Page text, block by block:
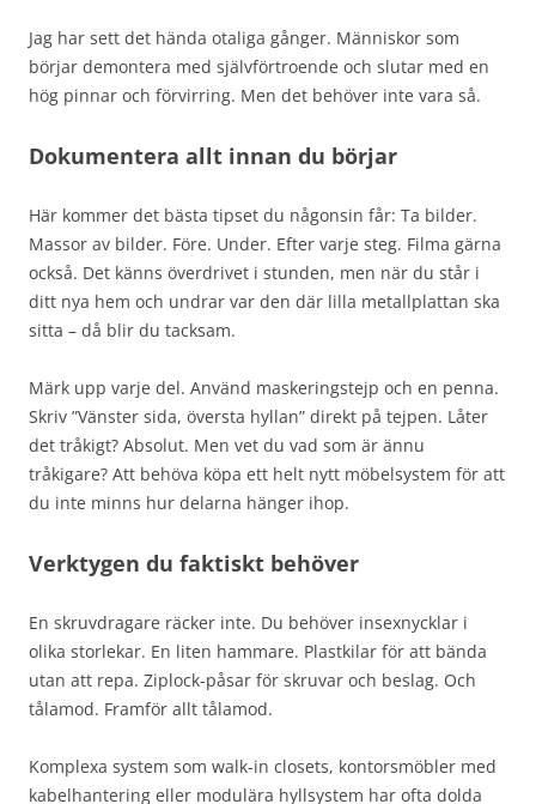
Jag har sett det hända otaliga gånger. Människor som
börjar demontera med självförtroende och slutar med en
hög pinnar och förvirring. Men det behöver inte vara så.
Dokumentera allt innan du börjar
Här kommer det bästa tipset du någonsin får: Ta bilder.
Massor av bilder. Före. Under. Efter varje steg. Filma gärna
också. Det känns överdrivet i stunden, men när du står i
ditt nya hem och undrar var den där lilla metallplattan ska
sitta – då blir du tacksam.
Märk upp varje del. Använd maskeringstejp och en penna.
Skriv ”Vänster sida, översta hyllan” direkt på tejpen. Låter
det tråkigt? Absolut. Men vet du vad som är ännu
tråkigare? Att behöva köpa ett helt nytt möbelsystem för att
du inte minns hur delarna hänger ihop.
Verktygen du faktiskt behöver
En skruvdragare räcker inte. Du behöver insexnycklar i
olika storlekar. En liten hammare. Plastkilar för att bända
utan att repa. Ziplock-påsar för skruvar och beslag. Och
tålamod. Framför allt tålamod.
Komplexa system som walk-in closets, kontorsmöbler med
kabelhantering eller modulära hyllsystem har ofta dolda